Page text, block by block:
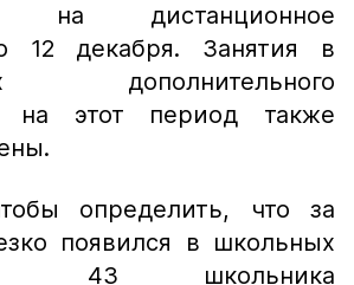
на дистанционное
12 декабря. Занятия в
дополнительного
на этот период также
определить, что за
появился в школьных
43 школьника